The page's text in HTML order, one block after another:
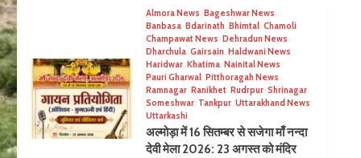
Almora News Bageshwar News
Banbasa Bdarinath Bhimtal Chamoli
Champawat News Dehradun News
Dharchula Gairsain Haldwani News
Haridwar Khatima Nainital News
Pauri Gharwal Pitthoragah News
Ramnagar Ranikhet Rudrpur Shrinagar
Someshwar Tankpur Uttarakhand News
Uttarkashi
अल्मोड़ा में 16 सितम्बर से सजेगा माँ नन्दा
देवी मेला 2026: 23 अगस्त को मंदिर